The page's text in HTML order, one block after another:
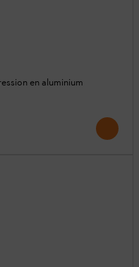
en aluminium